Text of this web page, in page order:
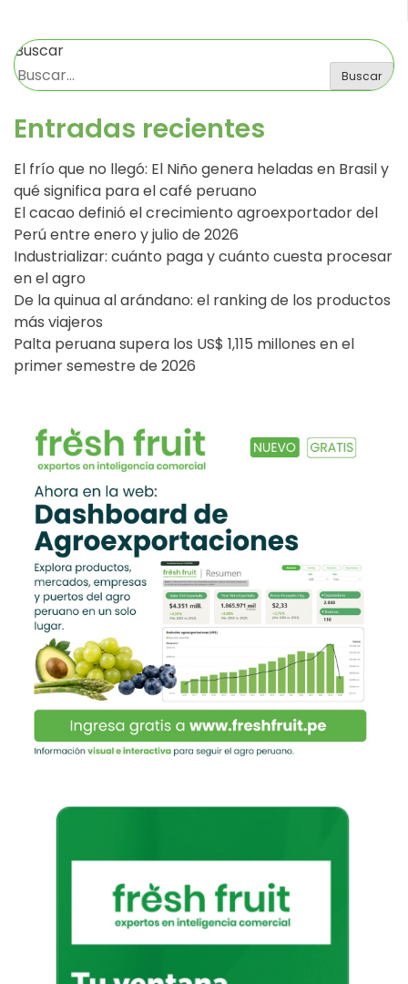
Buscar
Buscar
Entradas recientes
El frío que no llegó: El Niño genera heladas en Brasil y
qué significa para el café peruano
El cacao definió el crecimiento agroexportador del
Perú entre enero y julio de 2026
Industrializar: cuánto paga y cuánto cuesta procesar
en el agro
De la quinua al arándano: el ranking de los productos
más viajeros
Palta peruana supera los US$ 1,115 millones en el
primer semestre de 2026